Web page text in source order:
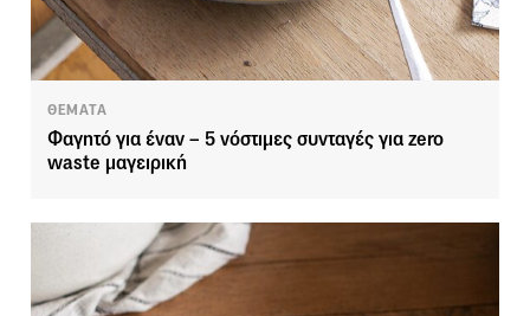
ΘΕΜΑΤΑ
Φαγητό για έναν – 5 νόστιμες συνταγές για zero
waste μαγειρική